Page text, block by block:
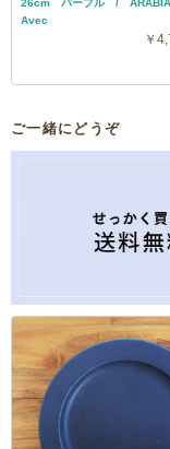
26cm パープル /
Avec
￥
ご一緒にどうぞ